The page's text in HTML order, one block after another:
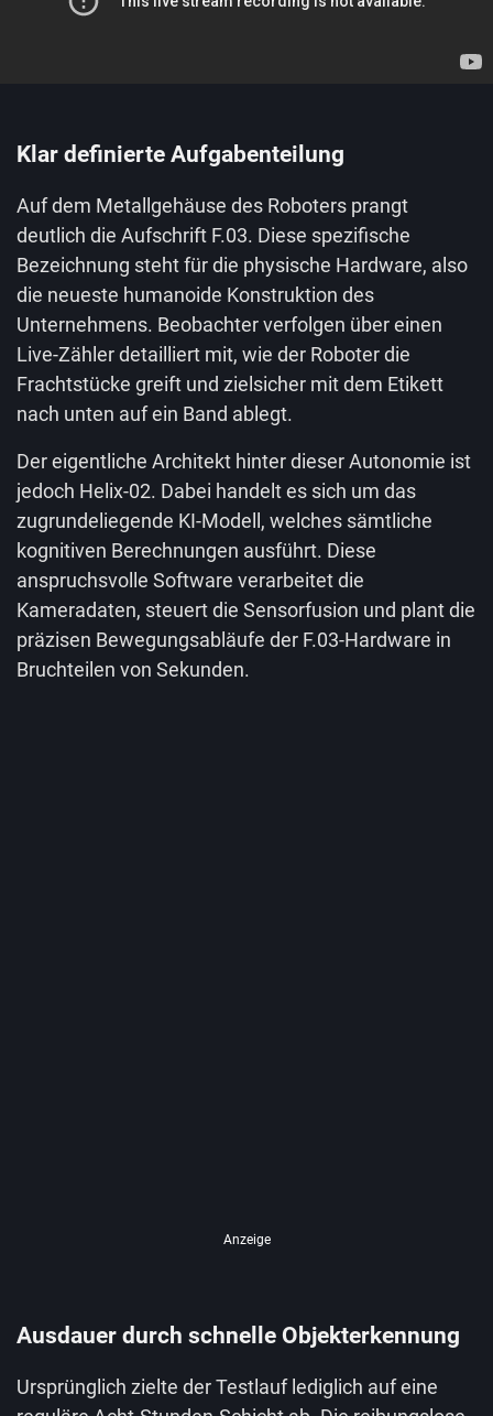
Klar definierte Aufgabenteilung
Auf dem Metallgehäuse des Roboters prangt
deutlich die Aufschrift F.03. Diese spezifische
Bezeichnung steht für die physische Hardware, also
die neueste humanoide Konstruktion des
Unternehmens. Beobachter verfolgen über einen
Live-Zähler detailliert mit, wie der Roboter die
Frachtstücke greift und zielsicher mit dem Etikett
nach unten auf ein Band ablegt.
Der eigentliche Architekt hinter dieser Autonomie ist
jedoch Helix-02. Dabei handelt es sich um das
zugrundeliegende KI-Modell, welches sämtliche
kognitiven Berechnungen ausführt. Diese
anspruchsvolle Software verarbeitet die
Kameradaten, steuert die Sensorfusion und plant die
präzisen Bewegungsabläufe der F.03-Hardware in
Bruchteilen von Sekunden.
Anzeige
Ausdauer durch schnelle Objekterkennung
Ursprünglich zielte der Testlauf lediglich auf eine